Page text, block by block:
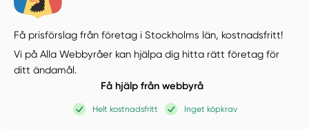
Få prisförslag från företag i Stockholms län, kostnadsfritt!
Vi på Alla Webbyråer kan hjälpa dig hitta rätt företag för
ditt ändamål.
Få hjälp från webbyrå
Helt kostnadsfritt Inget köpkrav